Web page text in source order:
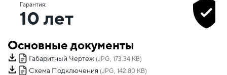
Гарантия:
10 лет
Основные документы
Габаритный Чертеж (JPG, 173.34 KB)
Схема Подключения (JPG, 142.80 KB)